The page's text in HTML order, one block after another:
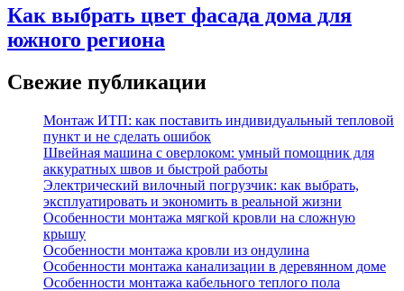
Как выбрать цвет фасада дома для
южного региона
Свежие публикации
Монтаж ИТП: как поставить индивидуальный тепловой
пункт и не сделать ошибок
Швейная машина с оверлоком: умный помощник для
аккуратных швов и быстрой работы
Электрический вилочный погрузчик: как выбрать,
эксплуатировать и экономить в реальной жизни
Особенности монтажа мягкой кровли на сложную
крышу
Особенности монтажа кровли из ондулина
Особенности монтажа канализации в деревянном доме
Особенности монтажа кабельного теплого пола